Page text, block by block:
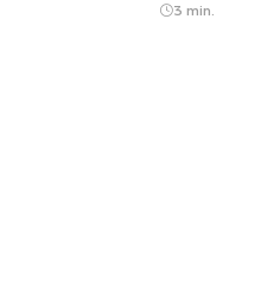
3 min.